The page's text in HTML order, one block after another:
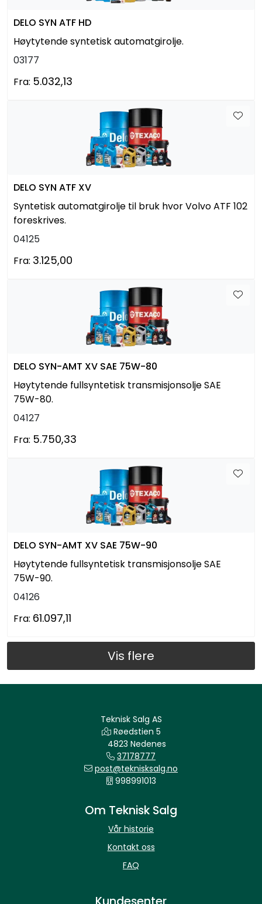
DELO SYN ATF HD
Høytytende syntetisk automatgirolje.
03177
Fra: 5.032,13
DELO SYN ATF XV
Syntetisk automatgirolje til bruk hvor Volvo ATF 102
foreskrives.
04125
Fra: 3.125,00
DELO SYN-AMT XV SAE 75W-80
Høytytende fullsyntetisk transmisjonsolje SAE
75W-80.
04127
Fra: 5.750,33
DELO SYN-AMT XV SAE 75W-90
Høytytende fullsyntetisk transmisjonsolje SAE
75W-90.
04126
Fra: 61.097,11
Vis flere
Teknisk Salg AS
Røedstien 5
4823 Nedenes
37178777
post@teknisksalg.no
998991013
Om Teknisk Salg
Vår historie
Kontakt oss
FAQ